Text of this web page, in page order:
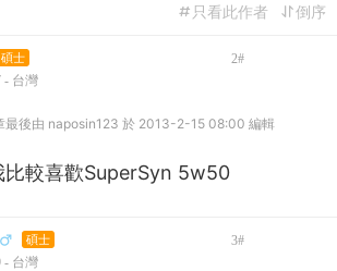
倒序
只看此作者
碩士 2#
- 台灣
最後由 naposin123 於 2013-2-15 08:00 編輯
比較喜歡SuperSyn 5w50
碩士 3#
- 台灣